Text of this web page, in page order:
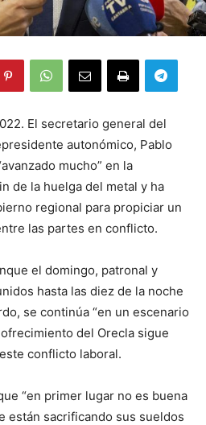
El secretario general del
autonómico, Pablo
mucho” en la
de la huelga del metal y ha
regional para propiciar un
las partes en conflicto.
el domingo, patronal y
hasta las diez de la noche
se continúa “en un escenario
del Orecla sigue
conflicto laboral.
“en primer lugar no es buena
están sacrificando sus sueldos